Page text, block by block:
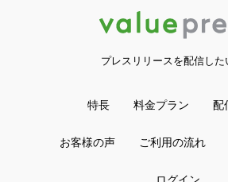
プレスリリースを配信した
特長 料金プラン 配
お客様の声 ご利用の流れ
ログイン